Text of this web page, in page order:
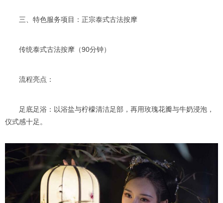
三、特色服务项目：正宗泰式古法按摩
传统泰式古法按摩（90分钟）
流程亮点：
足底足浴：以浴盐与柠檬清洁足部，再用玫瑰花瓣与牛奶浸泡，
仪式感十足。